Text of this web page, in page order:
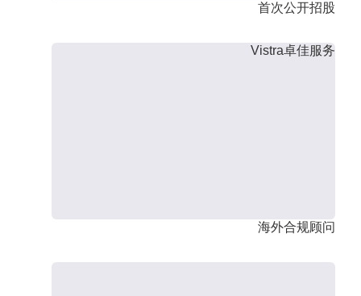
首次公开招股
Vistra卓佳服务
海外合规顾问